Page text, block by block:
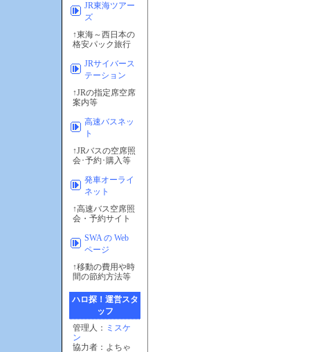
JR東海ツアー
ズ
↑東海～西日本の
格安パック旅行
JRサイバース
テーション
↑JRの指定席空席
案内等
高速バスネッ
ト
↑JRバスの空席照
会･予約･購入等
発車オーライ
ネット
↑高速バス空席照
会・予約サイト
SWA の Web
ページ
↑移動の費用や時
間の節約方法等
ハロ探！運営スタ
ッフ
管理人： ミスケ
ン
協力者：よちゃ